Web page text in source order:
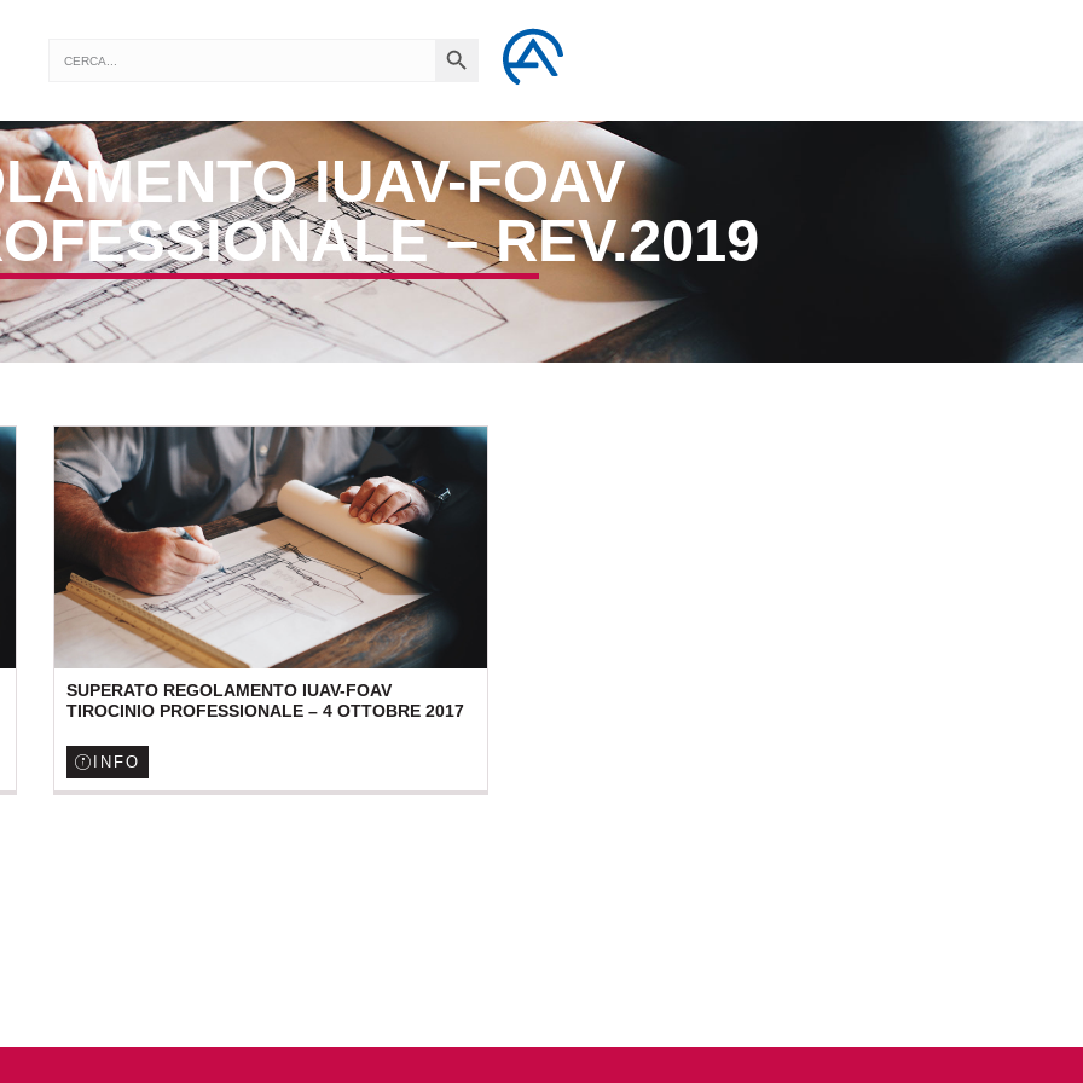
for:
SEARCH BUTTON
IUAV-FOAV
– REV.2019
SUPERATO REGOLAMENTO IUAV-FOAV
TIROCINIO PROFESSIONALE – 4 OTTOBRE 2017
INFO